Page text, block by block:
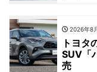
2026年8
トヨタ
SUV「
売